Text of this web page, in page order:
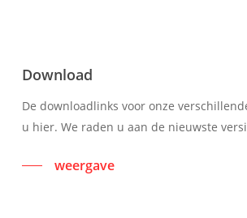
Download
De downloadlinks voor onze
u hier. We raden u aan de nieuwste
weergave